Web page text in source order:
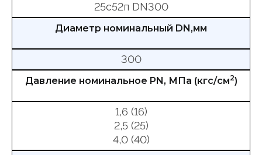
25с52п DN300
Диаметр номинальный DN,мм
300
Давление номинальное PN, МПа (кгс/см2)
1,6 (16)
2,5 (25)
4,0 (40)